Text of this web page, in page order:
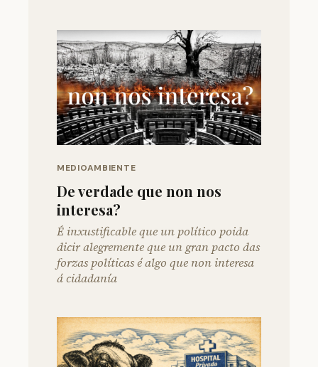
MEDIOAMBIENTE
De verdade que non nos
interesa?
É inxustificable que un político poida
dicir alegremente que un gran pacto das
forzas políticas é algo que non interesa
á cidadanía